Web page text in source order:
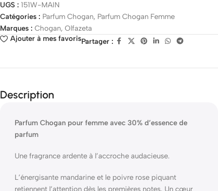
UGS : 151W-MAIN
Catégories : Parfum Chogan, Parfum Chogan Femme
Marques : Chogan, Olfazeta
Ajouter à mes favorisPartager :
Description
Parfum Chogan pour femme avec 30% d’essence de
parfum
Une fragrance ardente à l’accroche audacieuse.
L’énergisante mandarine et le poivre rose piquant
retiennent l’attention dès les premières notes. Un cœur